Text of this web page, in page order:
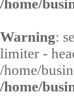
/home/
Warning:
limiter -
/home/
/home/